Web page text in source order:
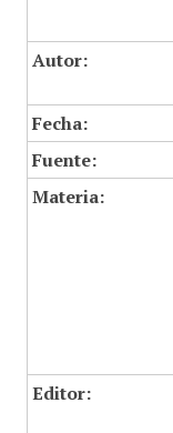
Autor:
Fecha:
Fuente:
Materia:
Editor: